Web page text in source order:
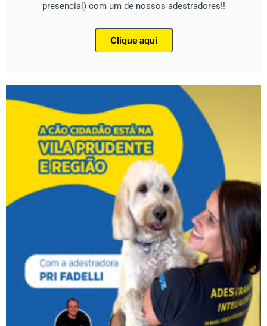
presencial) com um de nossos adestradores!!
Clique aqui